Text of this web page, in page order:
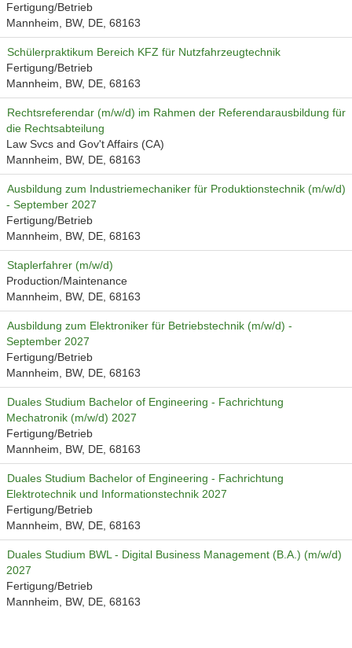
Fertigung/Betrieb
Mannheim, BW, DE, 68163
Schülerpraktikum Bereich KFZ für Nutzfahrzeugtechnik
Fertigung/Betrieb
Mannheim, BW, DE, 68163
Rechtsreferendar (m/w/d) im Rahmen der Referendarausbildung für
die Rechtsabteilung
Law Svcs and Gov't Affairs (CA)
Mannheim, BW, DE, 68163
Ausbildung zum Industriemechaniker für Produktionstechnik (m/w/d)
- September 2027
Fertigung/Betrieb
Mannheim, BW, DE, 68163
Staplerfahrer (m/w/d)
Production/Maintenance
Mannheim, BW, DE, 68163
Ausbildung zum Elektroniker für Betriebstechnik (m/w/d) -
September 2027
Fertigung/Betrieb
Mannheim, BW, DE, 68163
Duales Studium Bachelor of Engineering - Fachrichtung
Mechatronik (m/w/d) 2027
Fertigung/Betrieb
Mannheim, BW, DE, 68163
Duales Studium Bachelor of Engineering - Fachrichtung
Elektrotechnik und Informationstechnik 2027
Fertigung/Betrieb
Mannheim, BW, DE, 68163
Duales Studium BWL - Digital Business Management (B.A.) (m/w/d)
2027
Fertigung/Betrieb
Mannheim, BW, DE, 68163